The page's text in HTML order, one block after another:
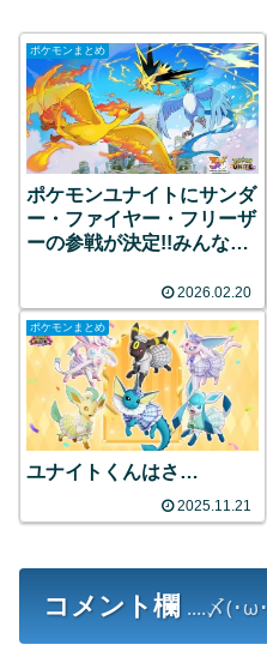
ポケモンまとめ
ポケモンユナイトにサンダ
ー・ファイヤー・フリーザ
ーの参戦が決定!!みんなの
2026.02.20
ポケモンまとめ
ユナイトくんはさ…
2025.11.21
コメント欄 ....〆(･ω